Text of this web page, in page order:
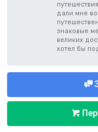
дали мне
знаковые
великих
хотел бы